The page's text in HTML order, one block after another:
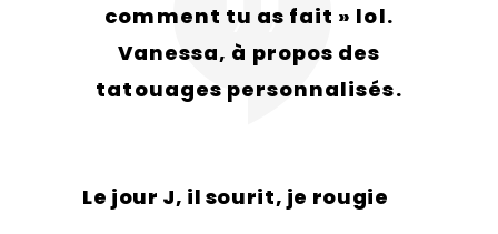
comment tu as fait » lol.
Vanessa, à propos des
tatouages personnalisés.
Le jour J, il sourit, je rougie